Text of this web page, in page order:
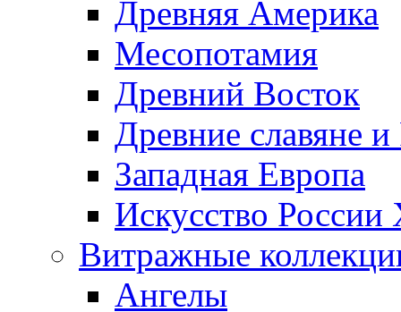
Древняя Америка
Месопотамия
Древний Восток
Древние славяне и
Западная Европа
Искусство
Витражные
Ангелы